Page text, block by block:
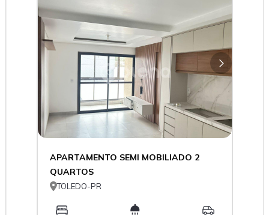
APARTAMENTO SEMI MOBILIADO 2
QUARTOS
TOLEDO-PR